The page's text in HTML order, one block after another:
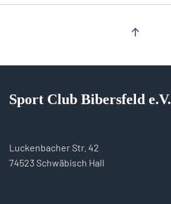
Sport Club Bibersfeld e.V.
Luckenbacher Str. 42
74523 Schwäbisch Hall